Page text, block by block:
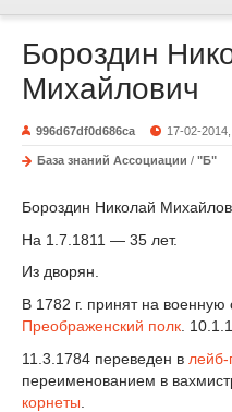
Бороздин
Михайлович
996d67df0d686ca 17-02-2014,
База знаний Ассоциации / "Б"
Бороздин Николай
На 1.7.1811 — 35 лет.
Из дворян.
В 1782 г. принят на военную
Преображенский полк .
11.3.1784 переведен в лейб-
переименованием в
корнеты